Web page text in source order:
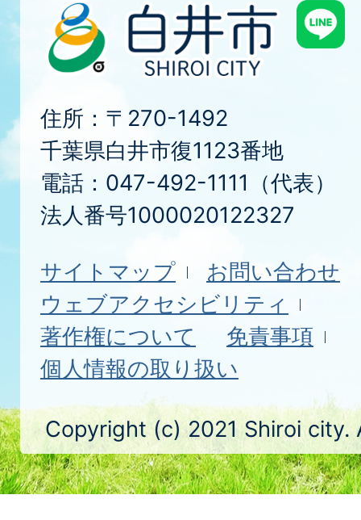
住所：〒270-1492
千葉県白井市復1123番地
電話：047-492-1111（代表）
法人番号1000020122327
サイトマップ
お問い合わせ
ウェブアクセシビリティ
著作権について
免責事項
個人情報の取り扱い
Copyright (c) 2021 Shiroi city.